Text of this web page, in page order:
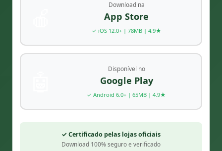
Download na
App Store
✓ iOS 12.0+ | 78MB | 4.9★
Disponível no
Google Play
✓ Android 6.0+ | 65MB | 4.9★
✓ Certificado pelas lojas oficiais
Download 100% seguro e verificado